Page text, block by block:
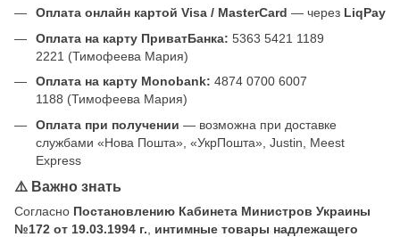
Оплата онлайн картой Visa / MasterCard — через LiqPay
Оплата на карту ПриватБанка: 5363 5421 1189
2221 (Тимофеева Мария)
Оплата на карту Monobank: 4874 0700 6007
1188 (Тимофеева Мария)
Оплата при получении — возможна при доставке
службами «Нова Пошта», «УкрПошта», Justin, Meest
Express
⚠️ Важно знать
Согласно Постановлению Кабинета Министров Украины
№172 от 19.03.1994 г.
интимные товары надлежащего